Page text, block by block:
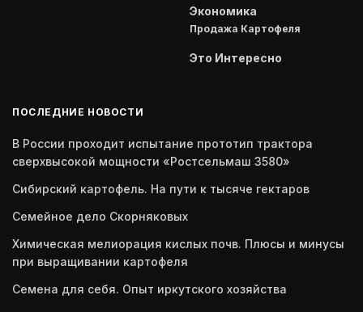
Экономика
Продажа Картофеля
Это Интересно
ПОСЛЕДНИЕ НОВОСТИ
В России проходит испытание прототип трактора
сверхвысокой мощности «Ростсельмаш 3580»
Сибирский картофель. На пути к тысяче гектаров
Семейное дело Скорняковых
Химическая мелиорация кислых почв. Плюсы и минусы
при выращивании картофеля
Семена для себя. Опыт иркутского хозяйства